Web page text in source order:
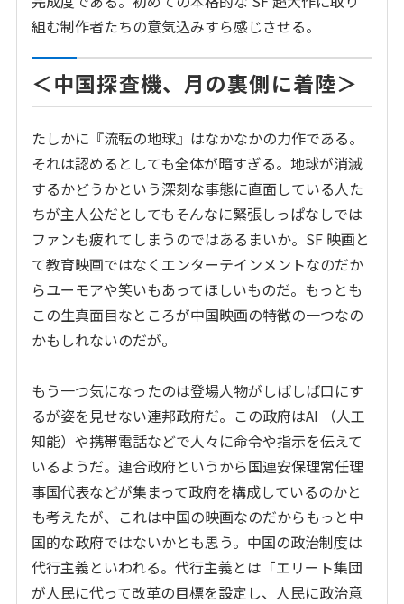
組む制作者たちの意気込みすら感じさせる。
＜中国探査機、月の裏側に着陸＞
たしかに『流転の地球』はなかなかの力作である。
それは認めるとしても全体が暗すぎる。地球が消滅
するかどうかという深刻な事態に直面している人た
ちが主人公だとしてもそんなに緊張しっぱなしでは
ファンも疲れてしまうのではあるまいか。SF 映画と
て教育映画ではなくエンターテインメントなのだか
らユーモアや笑いもあってほしいものだ。もっとも
この生真面目なところが中国映画の特徴の一つなの
かもしれないのだが。
もう一つ気になったのは登場人物がしばしば口にす
るが姿を見せない連邦政府だ。この政府はAI （人工
知能）や携帯電話などで人々に命令や指示を伝えて
いるようだ。連合政府というから国連安保理常任理
事国代表などが集まって政府を構成しているのかと
も考えたが、これは中国の映画なのだからもっと中
国的な政府ではないかとも思う。中国の政治制度は
代行主義といわれる。代行主義とは「エリート集団
が人民に代って改革の目標を設定し、人民に政治意